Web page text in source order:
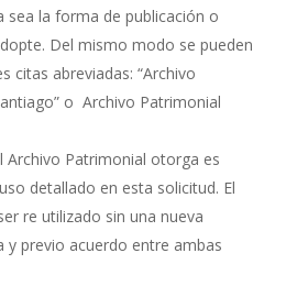
sea la forma de publicación o
Del mismo modo se pueden
citas abreviadas: “Archivo
o Archivo Patrimonial
Archivo Patrimonial otorga es
detallado en esta solicitud. El
re utilizado sin una nueva
y previo acuerdo entre ambas